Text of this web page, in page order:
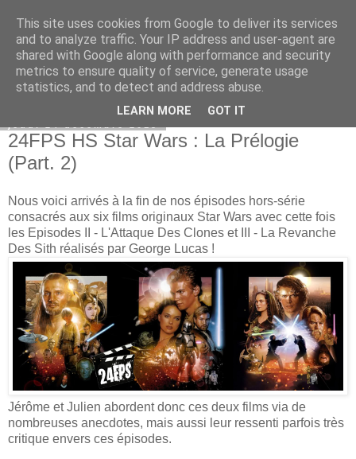
Bepod
24FPS HS Star Wars : La Prélogie
(Part. 2)
Nous voici arrivés à la fin de nos épisodes hors-série
consacrés aux six films originaux Star Wars avec cette fois
les Episodes II - L'Attaque Des Clones et III - La Revanche
Des Sith réalisés par George Lucas !
Jérôme et Julien abordent donc ces deux films via de
nombreuses anecdotes, mais aussi leur ressenti parfois très
critique envers ces épisodes.
This site uses cookies from Google to deliver its services
and to analyze traffic. Your IP address and user-agent are
shared with Google along with performance and security
metrics to ensure quality of service, generate usage
statistics, and to detect and address abuse.
LEARN MORE GOT IT